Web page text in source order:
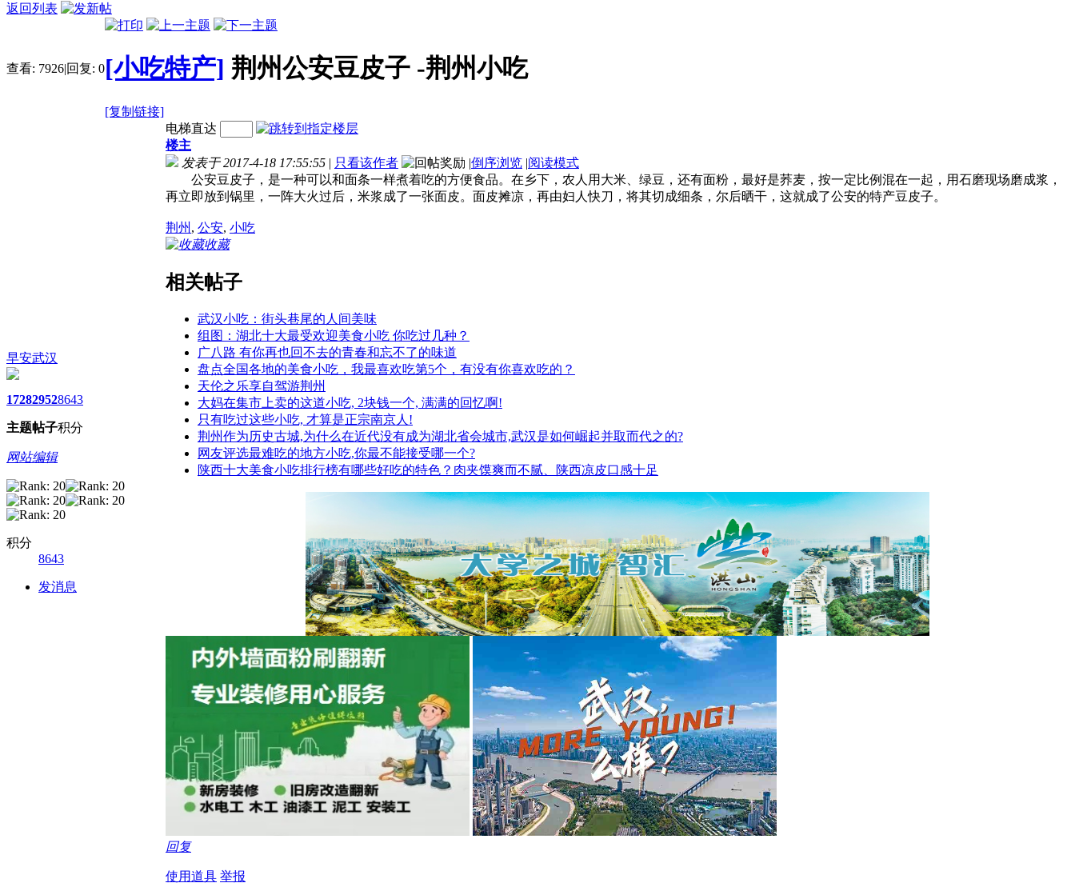
返回列表
查看: 7926|回复: 0[小吃特产] 荆州公安豆皮子 -荆州小吃
[复制链接]
早安武汉
1728
主题
2952
帖子
8643
积分
网站编辑
积分
8643
发消息
电梯直达
楼主
发表于 2017-4-18 17:55:55 | 只看该作者 |倒序浏览 |阅读模式
公安豆皮子，是一种可以和面条一样煮着吃的方便食品。在乡下，农人用大米、绿豆，还有面粉，最好是荞麦，按一定比例混在一起，用石磨现场磨成浆，
再立即放到锅里，一阵大火过后，米浆成了一张面皮。面皮摊凉，再由妇人快刀，将其切成细条，尔后晒干，这就成了公安的特产豆皮子。
荆州 , 公安, 小吃
收藏
相关帖子
武汉小吃：街头巷尾的人间美味
组图：湖北十大最受欢迎美食小吃 你吃过几种？
广八路 有你再也回不去的青春和忘不了的味道
盘点全国各地的美食小吃，我最喜欢吃第5个，有没有你喜欢吃的？
天伦之乐享自驾游荆州
大妈在集市上卖的这道小吃, 2块钱一个, 满满的回忆啊!
只有吃过这些小吃, 才算是正宗南京人!
荆州作为历史古城,为什么在近代没有成为湖北省会城市,武汉是如何崛起并取而代之的?
网友评选最难吃的地方小吃,你最不能接受哪一个?
陕西十大美食小吃排行榜有哪些好吃的特色？肉夹馍爽而不腻、陕西凉皮口感十足
回复
使用道具 举报